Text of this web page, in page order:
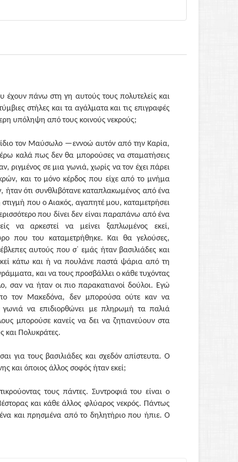
έχουν πάνω στη γη αυτούς τους πολυτελείς και
στήλες και τα αγάλματα και τις επιγραφές
υπόληψη από τους κοινούς νεκρούς;
ίδιο τον Μαύσωλο —εννοώ αυτόν από την Καρία,
καλά πως δεν θα μπορούσες να σταματήσεις
ριγμένος σε μια γωνιά, χωρίς να τον έχει πάρει
και το μόνο κέρδος που είχε από το μνήμα
ότι συνθλιβότανε καταπλακωμένος από ένα
στιγμή που ο Αιακός, αγαπητέ μου, καταμετρήσει
που δίνει δεν είναι παραπάνω από ένα
να αρκεστεί να μείνει ξαπλωμένος εκεί,
που του καταμετρήθηκε. Και θα γελούσες,
αυτούς που σ᾽ εμάς ήταν βασιλιάδες και
κάτω και ή να πουλάνε παστά ψάρια από τη
και να τους προσβάλλει ο κάθε τυχόντας
σαν να ήταν οι πιο παρακατιανοί δούλοι. Εγώ
τον Μακεδόνα, δεν μπορούσα ούτε καν να
να επιδιορθώνει με πληρωμή τα παλιά
μπορούσε κανείς να δει να ζητιανεύουν στα
και Πολυκράτες.
για τους βασιλιάδες και σχεδόν απίστευτα. Ο
και όποιος άλλος σοφός ήταν εκεί;
τους πάντες. Συντροφιά του είναι ο
και κάθε άλλος φλύαρος νεκρός. Πάντως
και πρησμένα από το δηλητήριο που ήπιε. Ο